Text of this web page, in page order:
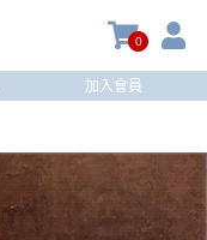
0
加入會員